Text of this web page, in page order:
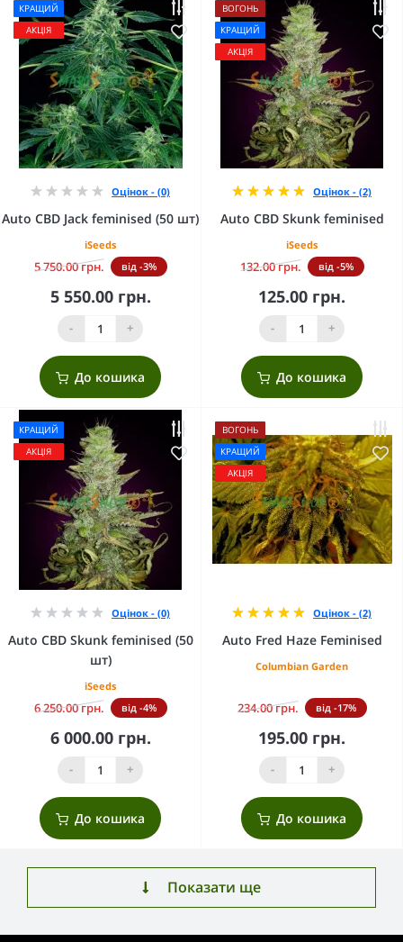
КРАЩИЙ
АКЦІЯ
Оцінок - (0)
Auto CBD Jack feminised (50 шт)
iSeeds
5 750.00 грн. від -3%
5 550.00 грн.
- +
До кошика
ВОГОНЬ
КРАЩИЙ
АКЦІЯ
Оцінок - (2)
Auto CBD Skunk feminised
iSeeds
132.00 грн. від -5%
125.00 грн.
- +
До кошика
КРАЩИЙ
АКЦІЯ
Оцінок - (0)
Auto CBD Skunk feminised (50
шт)
iSeeds
6 250.00 грн. від -4%
6 000.00 грн.
- +
До кошика
ВОГОНЬ
КРАЩИЙ
АКЦІЯ
Оцінок - (2)
Auto Fred Haze Feminised
Columbian Garden
234.00 грн. від -17%
195.00 грн.
- +
До кошика
Показати ще